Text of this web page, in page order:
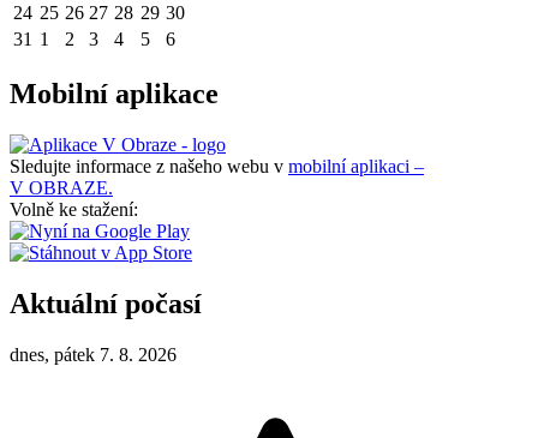
24 25 26 27 28 29 30
31 1 2 3 4 5 6
Mobilní aplikace
Sledujte informace z našeho webu v mobilní aplikaci –
V OBRAZE.
Volně ke stažení:
Aktuální počasí
dnes, pátek 7. 8. 2026